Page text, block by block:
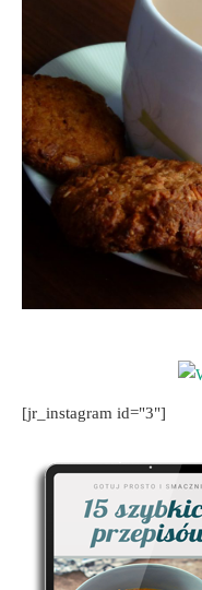
[jr_instagram id="3"]